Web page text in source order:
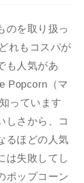
のを取り扱っ
れもコスパが
も人気があ
Popcorn（マ
っています
しさから、コ
るほどの人気
は失敗してし
ポップコーン